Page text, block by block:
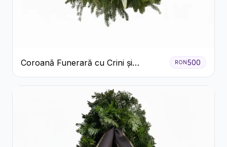
Coroană Funerară cu Crini și
Garoafe Albe
RON 500